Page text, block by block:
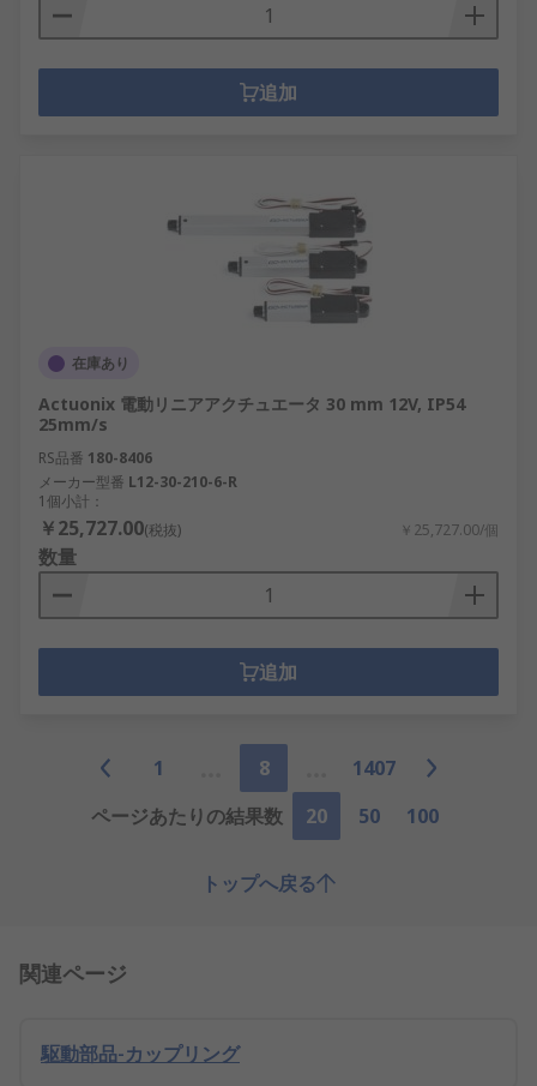
追加
在庫あり
Actuonix 電動リニアアクチュエータ 30 mm 12V, IP54
25mm/s
RS品番 180-8406
メーカー型番 L12-30-210-6-R
1個小計：
￥25,727.00(税抜) ￥25,727.00/個
数量
追加
1 8
1407
ページあたりの結果数
20 50 100
トップへ戻る
関連ページ
駆動部品-カップリング